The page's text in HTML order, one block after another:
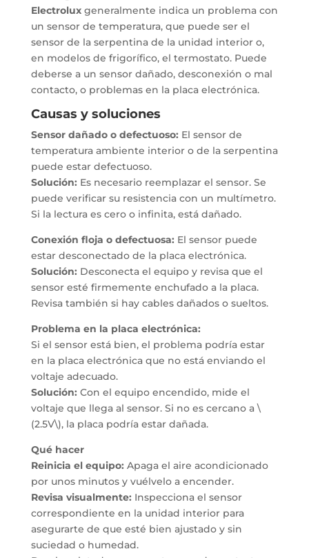
Electroluxgeneralmente indica un problema con
un sensor de temperatura, que puede ser el
sensor de la serpentina de la unidad interior o,
en modelos de frigorífico, el termostato. Puede
deberse a un sensor dañado, desconexión o mal
contacto, o problemas en la placa electrónica.
Causas y soluciones
Sensor dañado o defectuoso: El sensor de
temperatura ambiente interior o de la serpentina
puede estar defectuoso.
Solución: Es necesario reemplazar el sensor. Se
puede verificar su resistencia con un multímetro.
Si la lectura es cero o infinita, está dañado.
Conexión floja o defectuosa: El sensor puede
estar desconectado de la placa electrónica.
Solución: Desconecta el equipo y revisa que el
sensor esté firmemente enchufado a la placa.
Revisa también si hay cables dañados o sueltos.
Problema en la placa electrónica:
Si el sensor está bien, el problema podría estar
en la placa electrónica que no está enviando el
voltaje adecuado.
Solución: Con el equipo encendido, mide el
voltaje que llega al sensor. Si no es cercano a \
(2.5V\), la placa podría estar dañada.
Qué hacer
Reinicia el equipo: Apaga el aire acondicionado
por unos minutos y vuélvelo a encender.
Revisa visualmente: Inspecciona el sensor
correspondiente en la unidad interior para
asegurarte de que esté bien ajustado y sin
suciedad o humedad.